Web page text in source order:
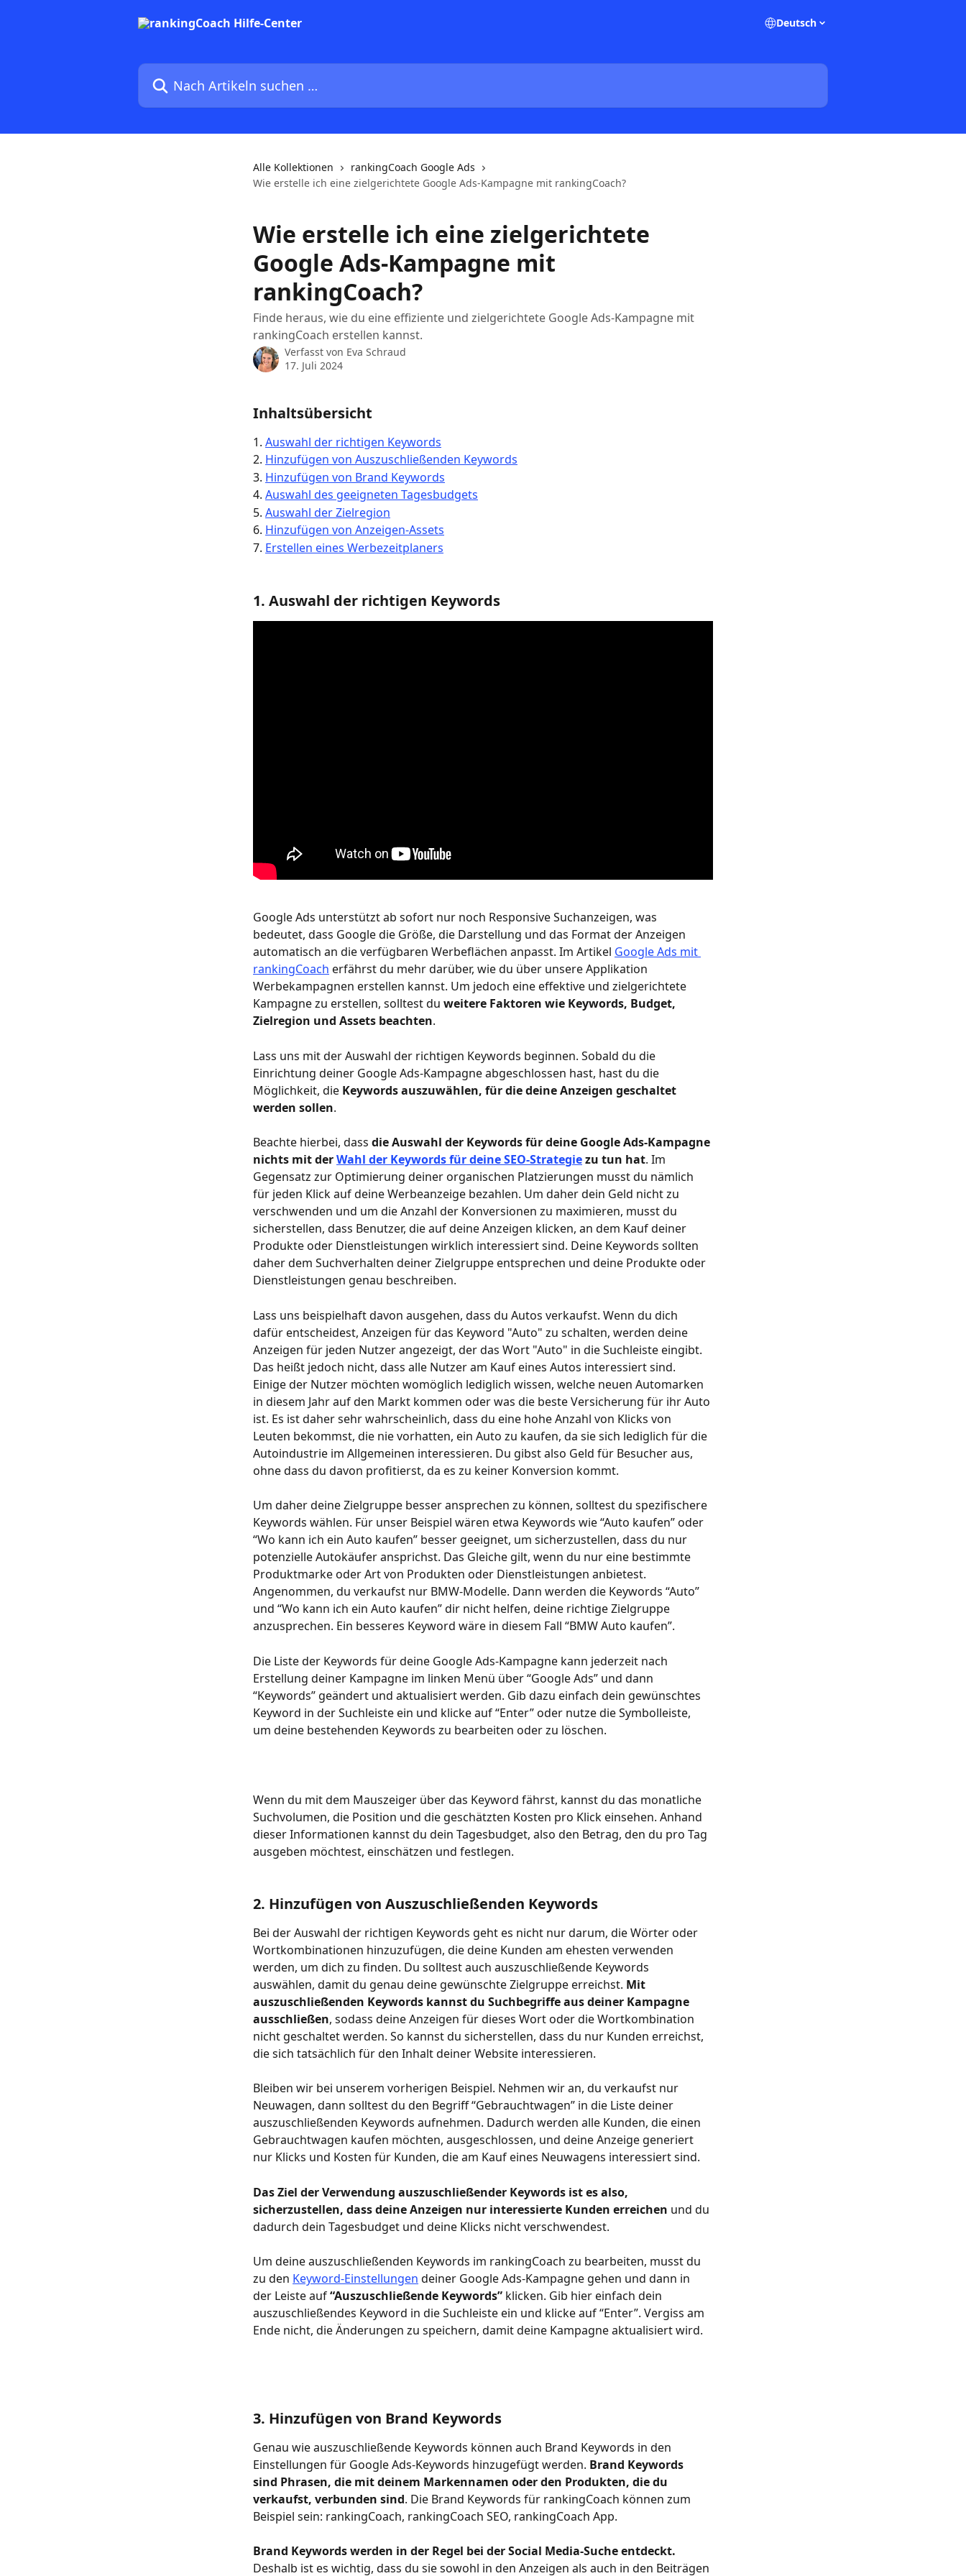
Deutsch
Nach Artikeln suchen …
Alle Kollektionen
rankingCoach Google Ads
Wie erstelle ich eine zielgerichtete Google Ads-Kampagne mit rankingCoach?
Wie erstelle ich eine zielgerichtete
Google Ads-Kampagne mit
rankingCoach?
Finde heraus, wie du eine effiziente und zielgerichtete Google Ads-Kampagne mit
rankingCoach erstellen kannst.
Verfasst von Eva Schraud
17. Juli 2024
Inhaltsübersicht
1. Auswahl der richtigen Keywords
2. Hinzufügen von Auszuschließenden Keywords
3. Hinzufügen von Brand Keywords
4. Auswahl des geeigneten Tagesbudgets
5. Auswahl der Zielregion
6. Hinzufügen von Anzeigen-Assets
7. Erstellen eines Werbezeitplaners
1. Auswahl der richtigen Keywords
Google Ads unterstützt ab sofort nur noch Responsive Suchanzeigen, was
bedeutet, dass Google die Größe, die Darstellung und das Format der Anzeigen
automatisch an die verfügbaren Werbeflächen anpasst. Im Artikel Google Ads mit
rankingCoach erfährst du mehr darüber, wie du über unsere Applikation
Werbekampagnen erstellen kannst. Um jedoch eine effektive und zielgerichtete
Kampagne zu erstellen, solltest du weitere Faktoren wie Keywords, Budget,
Zielregion und Assets beachten.
Lass uns mit der Auswahl der richtigen Keywords beginnen. Sobald du die
Einrichtung deiner Google Ads-Kampagne abgeschlossen hast, hast du die
Möglichkeit, die Keywords auszuwählen, für die deine Anzeigen geschaltet
werden sollen.
Beachte hierbei, dass die Auswahl der Keywords für deine Google Ads-Kampagne
nichts mit der Wahl der Keywords für deine SEO-Strategie zu tun hat. Im
Gegensatz zur Optimierung deiner organischen Platzierungen musst du nämlich
für jeden Klick auf deine Werbeanzeige bezahlen. Um daher dein Geld nicht zu
verschwenden und um die Anzahl der Konversionen zu maximieren, musst du
sicherstellen, dass Benutzer, die auf deine Anzeigen klicken, an dem Kauf deiner
Produkte oder Dienstleistungen wirklich interessiert sind. Deine Keywords sollten
daher dem Suchverhalten deiner Zielgruppe entsprechen und deine Produkte oder
Dienstleistungen genau beschreiben.
Lass uns beispielhaft davon ausgehen, dass du Autos verkaufst. Wenn du dich
dafür entscheidest, Anzeigen für das Keyword "Auto" zu schalten, werden deine
Anzeigen für jeden Nutzer angezeigt, der das Wort "Auto" in die Suchleiste eingibt.
Das heißt jedoch nicht, dass alle Nutzer am Kauf eines Autos interessiert sind.
Einige der Nutzer möchten womöglich lediglich wissen, welche neuen Automarken
in diesem Jahr auf den Markt kommen oder was die beste Versicherung für ihr Auto
ist. Es ist daher sehr wahrscheinlich, dass du eine hohe Anzahl von Klicks von
Leuten bekommst, die nie vorhatten, ein Auto zu kaufen, da sie sich lediglich für die
Autoindustrie im Allgemeinen interessieren. Du gibst also Geld für Besucher aus,
ohne dass du davon profitierst, da es zu keiner Konversion kommt.
Um daher deine Zielgruppe besser ansprechen zu können, solltest du spezifischere
Keywords wählen. Für unser Beispiel wären etwa Keywords wie “Auto kaufen” oder
“Wo kann ich ein Auto kaufen” besser geeignet, um sicherzustellen, dass du nur
potenzielle Autokäufer ansprichst. Das Gleiche gilt, wenn du nur eine bestimmte
Produktmarke oder Art von Produkten oder Dienstleistungen anbietest.
Angenommen, du verkaufst nur BMW-Modelle. Dann werden die Keywords “Auto”
und “Wo kann ich ein Auto kaufen” dir nicht helfen, deine richtige Zielgruppe
anzusprechen. Ein besseres Keyword wäre in diesem Fall “BMW Auto kaufen”.
Die Liste der Keywords für deine Google Ads-Kampagne kann jederzeit nach
Erstellung deiner Kampagne im linken Menü über “Google Ads” und dann
“Keywords” geändert und aktualisiert werden. Gib dazu einfach dein gewünschtes
Keyword in der Suchleiste ein und klicke auf “Enter” oder nutze die Symbolleiste,
um deine bestehenden Keywords zu bearbeiten oder zu löschen.
Wenn du mit dem Mauszeiger über das Keyword fährst, kannst du das monatliche
Suchvolumen, die Position und die geschätzten Kosten pro Klick einsehen. Anhand
dieser Informationen kannst du dein Tagesbudget, also den Betrag, den du pro Tag
ausgeben möchtest, einschätzen und festlegen.
2. Hinzufügen von Auszuschließenden Keywords
Bei der Auswahl der richtigen Keywords geht es nicht nur darum, die Wörter oder
Wortkombinationen hinzuzufügen, die deine Kunden am ehesten verwenden
werden, um dich zu finden. Du solltest auch auszuschließende Keywords
auswählen, damit du genau deine gewünschte Zielgruppe erreichst. Mit
auszuschließenden Keywords kannst du Suchbegriffe aus deiner Kampagne
ausschließen, sodass deine Anzeigen für dieses Wort oder die Wortkombination
nicht geschaltet werden. So kannst du sicherstellen, dass du nur Kunden erreichst,
die sich tatsächlich für den Inhalt deiner Website interessieren.
Bleiben wir bei unserem vorherigen Beispiel. Nehmen wir an, du verkaufst nur
Neuwagen, dann solltest du den Begriff “Gebrauchtwagen” in die Liste deiner
auszuschließenden Keywords aufnehmen. Dadurch werden alle Kunden, die einen
Gebrauchtwagen kaufen möchten, ausgeschlossen, und deine Anzeige generiert
nur Klicks und Kosten für Kunden, die am Kauf eines Neuwagens interessiert sind.
Das Ziel der Verwendung auszuschließender Keywords ist es also,
sicherzustellen, dass deine Anzeigen nur interessierte Kunden erreichen und du
dadurch dein Tagesbudget und deine Klicks nicht verschwendest.
Um deine auszuschließenden Keywords im rankingCoach zu bearbeiten, musst du
zu den Keyword-Einstellungen deiner Google Ads-Kampagne gehen und dann in
der Leiste auf “Auszuschließende Keywords” klicken. Gib hier einfach dein
auszuschließendes Keyword in die Suchleiste ein und klicke auf “Enter”. Vergiss am
Ende nicht, die Änderungen zu speichern, damit deine Kampagne aktualisiert wird.
3. Hinzufügen von Brand Keywords
Genau wie auszuschließende Keywords können auch Brand Keywords in den
Einstellungen für Google Ads-Keywords hinzugefügt werden. Brand Keywords
sind Phrasen, die mit deinem Markennamen oder den Produkten, die du
verkaufst, verbunden sind. Die Brand Keywords für rankingCoach können zum
Beispiel sein: rankingCoach, rankingCoach SEO, rankingCoach App.
Brand Keywords werden in der Regel bei der Social Media-Suche entdeckt.
Deshalb ist es wichtig, dass du sie sowohl in den Anzeigen als auch in den Beiträgen